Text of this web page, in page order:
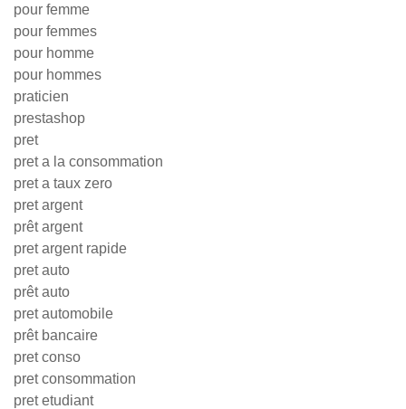
pour femme
pour femmes
pour homme
pour hommes
praticien
prestashop
pret
pret a la consommation
pret a taux zero
pret argent
prêt argent
pret argent rapide
pret auto
prêt auto
pret automobile
prêt bancaire
pret conso
pret consommation
pret etudiant